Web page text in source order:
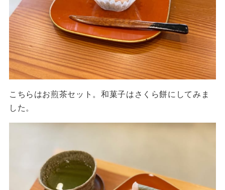
こちらはお煎茶セット。和菓子はさくら餅にしてみま
した。